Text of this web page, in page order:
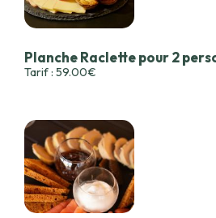
Planche Raclette pour 2
Tarif : 59.00€